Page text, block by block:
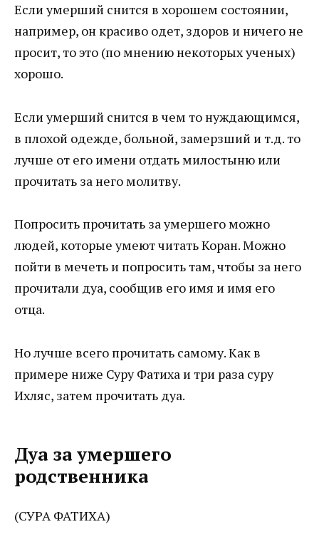
Если умерший снится в хорошем состоянии,
например, он красиво одет, здоров и ничего не
просит, то это (по мнению некоторых ученых)
хорошо.
Если умерший снится в чем то нуждающимся,
в плохой одежде, больной, замерзший и т.д. то
лучше от его имени отдать милостыню или
прочитать за него молитву.
Попросить прочитать за умершего можно
людей, которые умеют читать Коран. Можно
пойти в мечеть и попросить там, чтобы за него
прочитали дуа, сообщив его имя и имя его
отца.
Но лучше всего прочитать самому. Как в
примере ниже Суру Фатиха и три раза суру
Ихляс, затем прочитать дуа.
Дуа за умершего
родственника
(СУРА ФАТИХА)